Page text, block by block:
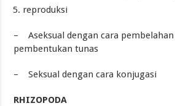
reproduksi
– Aseksual dengan cara
pembentukan tunas
– Seksual dengan cara konjugasi
RHIZOPODA